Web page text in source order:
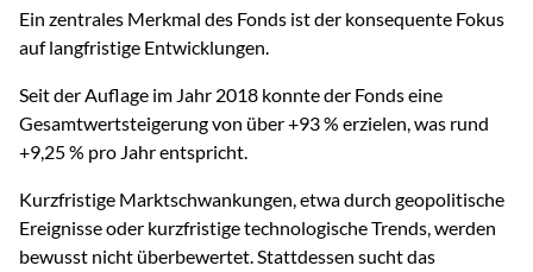
Ein zentrales Merkmal des Fonds ist der konsequente Fokus
auf langfristige Entwicklungen.
Seit der Auflage im Jahr 2018 konnte der Fonds eine
Gesamtwertsteigerung von über +93 % erzielen, was rund
+9,25 % pro Jahr entspricht.
Kurzfristige Marktschwankungen, etwa durch geopolitische
Ereignisse oder kurzfristige technologische Trends, werden
bewusst nicht überbewertet. Stattdessen sucht das